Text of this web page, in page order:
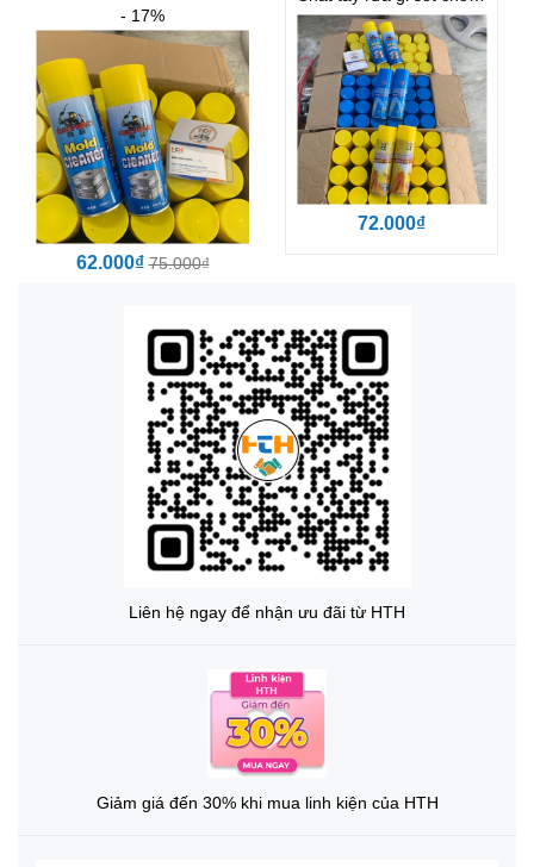
- 17%
62.000₫75.000₫
72.000₫
Liên hệ ngay để nhận ưu đãi từ HTH
Giảm giá đến 30% khi mua linh kiện của HTH